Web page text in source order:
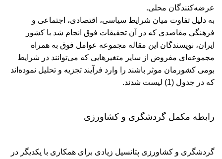
عرضه‌کنندگان محلی.
به دلیل تفاوت میان شرایط سیاسی، اقتصادی، اجتماعی و
فرهنگی مقاصدی که در آن تحقیقات فوق انجام شد با کشور
ایران، نویسندگان این مقاله مجموعه عوامل فوق به همراه
مجموعه‌ای مفروض از سایر متغیرهایی که می‌توانند در شرایط
بومی کشورمان موثر باشند را وارد فرآیند تجزیه و تحلیل نموده‌اند
که در جدول (1) لیست شدند.
رابطه مکمل گردشگری و کشاورزی
گردشگری و کشاورزی پتانسیل زیادی برای همکاری با یکدیگر در